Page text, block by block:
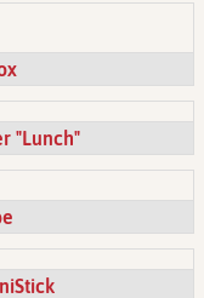
"Lunch"